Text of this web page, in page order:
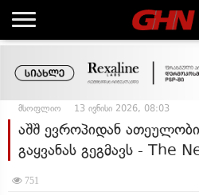
მსოფლიო 13 ივნისი 2026, 08:03
აშშ ევროპიდან
გაყვანას გეგმავს - The
751